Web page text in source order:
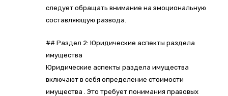
следует обращать внимание на эмоциональную
составляющую развода.
## Раздел 2: Юридические аспекты раздела
имущества
Юридические аспекты раздела имущества
включают в себя определение стоимости
имущества . Это требует понимания правовых